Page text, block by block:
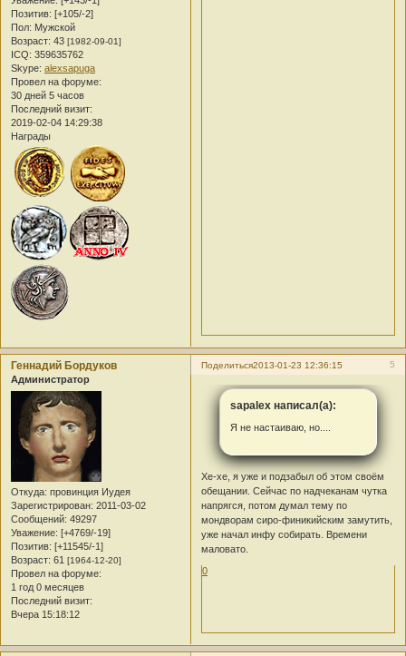
Позитив: [+105/-2]
Пол: Мужской
Возраст: 43 [1982-09-01]
ICQ: 359635762
Skype: alexsapuga
Провел на форуме:
30 дней 5 часов
Последний визит:
2019-02-04 14:29:38
Награды
Поделиться 5
2013-01-23 12:36:15
Геннадий Бордуков
Администратор
Откуда: провинция Иудея
Зарегистрирован: 2011-03-02
Сообщений: 49297
Уважение: [+4769/-19]
Позитив: [+11545/-1]
Возраст: 61 [1964-12-20]
Провел на форуме:
1 год 0 месяцев
Последний визит:
Вчера 15:18:12
sapalex написал(а):
Я не настаиваю, но....
Хе-хе, я уже и подзабыл об этом своём
обещании. Сейчас по надчеканам чутка
напрягся, потом думал тему по
мондворам сиро-финикийским замутить,
уже начал инфу собирать. Времени
маловато.
0